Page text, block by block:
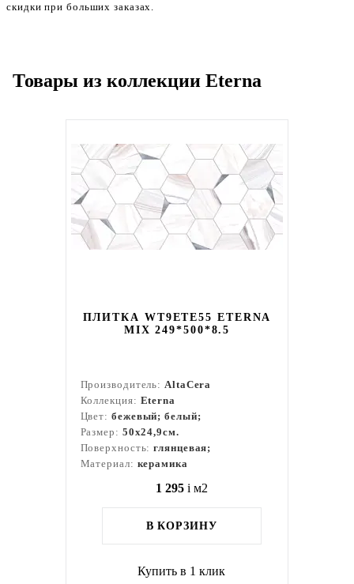
скидки при больших заказах.
Товары из коллекции Eterna
ПЛИТКА WT9ETE55 ETERNA
MIX 249*500*8.5
Производитель:AltaCera
Коллекция: Eterna
Цвет: бежевый; белый;
Размер: 50x24,9см.
Поверхность:глянцевая;
Материал: керамика
1 295 i м2
В КОРЗИНУ
Купить в 1 клик